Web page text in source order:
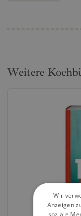
Weitere
Wir
Anzeigen
soziale